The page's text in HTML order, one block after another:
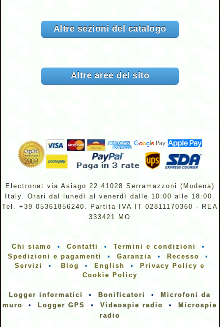
Altre sezioni del catalogo
Altre aree del sito
Electronet via Asiago 22 41028 Serramazzoni (Modena)
Italy. Orari dal lunedì al venerdì dalle 10:00 alle 18:00.
Tel. +39 05361856240. Partita IVA IT 02811170360 - REA
333421 MO
Chi siamo • Contatti • Termini e condizioni
•
Spedizioni e pagamenti
•Garanzia • Recesso
•
Servizi
• Blog • English •
Privacy Policy e
Cookie Policy
Logger informatici • Bonificatori •
Microfoni da
muro
• Logger GPS •Videospie radio •
Microspie
radio